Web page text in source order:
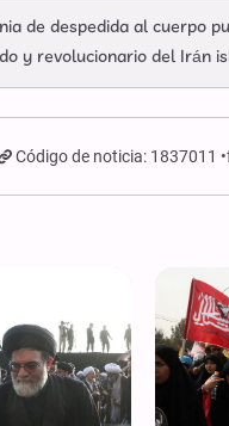
de despedida al cuerpo
y revolucionario del Irán
Código de noticia: 1837011